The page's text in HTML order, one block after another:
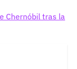
Chernóbil tras la